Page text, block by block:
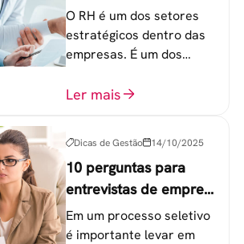
humanos em uma
empresa
O RH é um dos setores
estratégicos dentro das
empresas. É um dos
o atingimento das metas
Ler mais
Dicas de Gestão 14/10/2025
10 perguntas para
entrevistas de emprego
que recrutadores não
devem fazer
Em um processo seletivo
é importante levar em